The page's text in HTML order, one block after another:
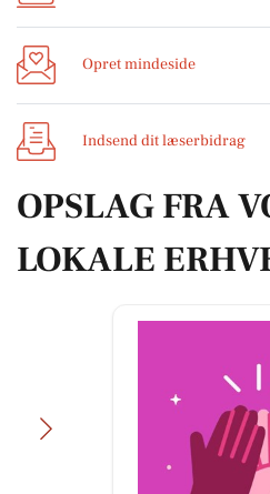
Opret mindeside
Indsend dit læserbidrag
OPSLAG FRA
LOKALE